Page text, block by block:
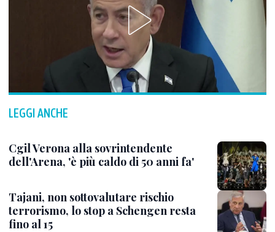
LEGGI ANCHE
Cgil Verona alla sovrintendente
dell'Arena, 'è più caldo di 50 anni fa'
Tajani, non sottovalutare rischio
terrorismo, lo stop a Schengen resta
fino al 15